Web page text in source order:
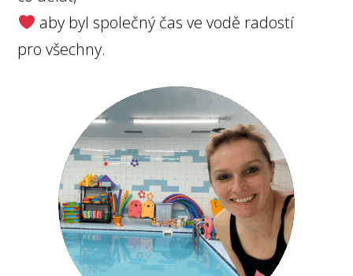
aby byl společný čas ve vodě radostí
pro všechny.